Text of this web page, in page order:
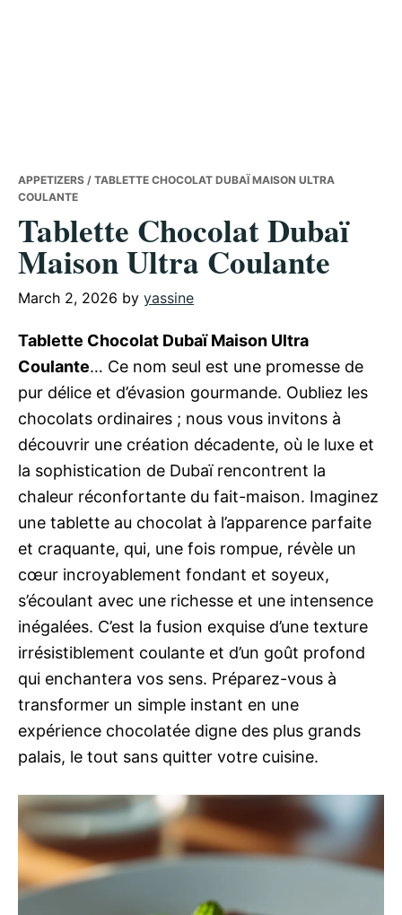
APPETIZERS / TABLETTE CHOCOLAT DUBAÏ MAISON ULTRA
COULANTE
Tablette Chocolat Dubaï
Maison Ultra Coulante
March 2, 2026 by yassine
Tablette Chocolat Dubaï Maison Ultra
Coulante… Ce nom seul est une promesse de
pur délice et d’évasion gourmande. Oubliez les
chocolats ordinaires ; nous vous invitons à
découvrir une création décadente, où le luxe et
la sophistication de Dubaï rencontrent la
chaleur réconfortante du fait-maison. Imaginez
une tablette au chocolat à l’apparence parfaite
et craquante, qui, une fois rompue, révèle un
cœur incroyablement fondant et soyeux,
s’écoulant avec une richesse et une intensence
inégalées. C’est la fusion exquise d’une texture
irrésistiblement coulante et d’un goût profond
qui enchantera vos sens. Préparez-vous à
transformer un simple instant en une
expérience chocolatée digne des plus grands
palais, le tout sans quitter votre cuisine.